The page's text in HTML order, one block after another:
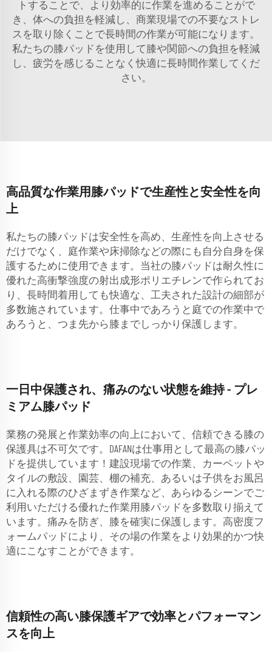
トすることで、より効率的に作業を進めることがで
き、体への負担を軽減し、商業現場での不要なストレ
スを取り除くことで長時間の作業が可能になります。
私たちの膝パッドを使用して膝や関節への負担を軽減
し、疲労を感じることなく快適に長時間作業してくだ
さい。
高品質な作業用膝パッドで生産性と安全性を向
上
私たちの膝パッドは安全性を高め、生産性を向上させる
だけでなく、庭作業や床掃除などの際にも自分自身を保
護するために使用できます。当社の膝パッドは耐久性に
優れた高衝撃強度の射出成形ポリエチレンで作られてお
り、長時間着用しても快適な、工夫された設計の細部が
多数施されています。仕事中であろうと庭での作業中で
あろうと、つま先から膝までしっかり保護します。
一日中保護され、痛みのない状態を維持 - プレ
ミアム膝パッド
業務の発展と作業効率の向上において、信頼できる膝の
保護具は不可欠です。DAFANは仕事用として最高の膝パッ
ドを提供しています！建設現場での作業、カーペットや
タイルの敷設、園芸、棚の補充、あるいは子供をお風呂
に入れる際のひざまずき作業など、あらゆるシーンでご
利用いただける優れた作業用膝パッドを多数取り揃えて
います。痛みを防ぎ、膝を確実に保護します。高密度フ
ォームパッドにより、その場の作業をより効果的かつ快
適にこなすことができます。
信頼性の高い膝保護ギアで効率とパフォーマン
スを向上